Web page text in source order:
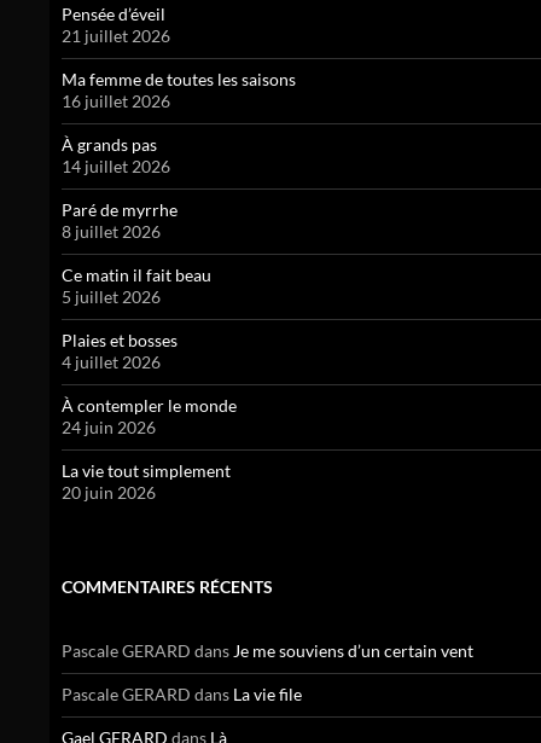
Pensée d’éveil
21 juillet 2026
Ma femme de toutes les saisons
16 juillet 2026
À grands pas
14 juillet 2026
Paré de myrrhe
8 juillet 2026
Ce matin il fait beau
5 juillet 2026
Plaies et bosses
4 juillet 2026
À contempler le monde
24 juin 2026
La vie tout simplement
20 juin 2026
COMMENTAIRES RÉCENTS
Pascale GERARD dansJe me souviens d’un certain vent
Pascale GERARD dans La vie file
Gael GERARD dans Là